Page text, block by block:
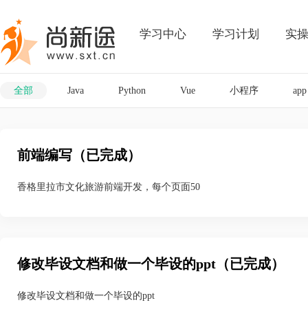
学习中心 学习计划 实操
全部 Java Python Vue 小程序 app
前端编写（已完成）
香格里拉市文化旅游前端开发，每个页面50
修改毕设文档和做一个毕设的ppt（已完成）
修改毕设文档和做一个毕设的ppt